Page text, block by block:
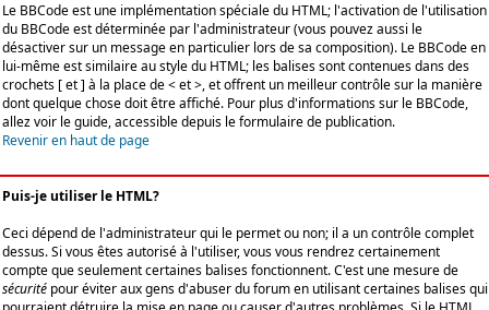
Le BBCode est une implémentation spéciale du HTML; l'activation de l'utilisation
du BBCode est déterminée par l'administrateur (vous pouvez aussi le
désactiver sur un message en particulier lors de sa composition). Le BBCode en
lui-même est similaire au style du HTML; les balises sont contenues dans des
crochets [ et ] à la place de < et >, et offrent un meilleur contrôle sur la manière
dont quelque chose doit être affiché. Pour plus d'informations sur le BBCode,
allez voir le guide, accessible depuis le formulaire de publication.
Revenir en haut de page
Puis-je utiliser le HTML?
Ceci dépend de l'administrateur qui le permet ou non; il a un contrôle complet
dessus. Si vous êtes autorisé à l'utiliser, vous vous rendrez certainement
compte que seulement certaines balises fonctionnent. C'est une mesure de
sécurité pour éviter aux gens d'abuser du forum en utilisant certaines balises qui